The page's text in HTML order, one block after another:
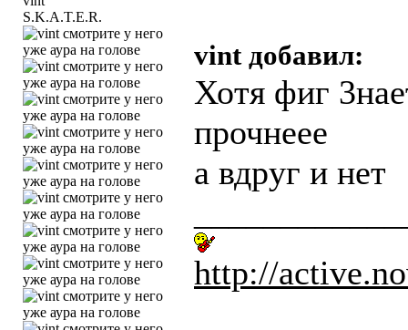
S.K.A.T.E.R.
vint добавил:
Хотя фиг
прочнеее
а вдруг и нет
http://